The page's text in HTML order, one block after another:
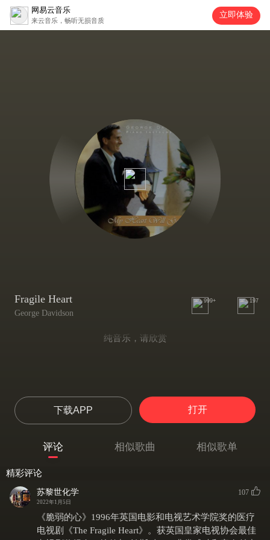
网易云音乐
来云音乐，畅听无损音质
立即体验
Fragile Heart
George Davidson
999+ 197
纯音乐，请欣赏
下载APP 打开
评论 相似歌曲 相似歌单
精彩评论
苏黎世化学
2022年1月5日
107
《脆弱的心》1996年英国电影和电视艺术学院奖的医疗
电视剧《The Fragile Heart》。获英国皇家电视协会最佳